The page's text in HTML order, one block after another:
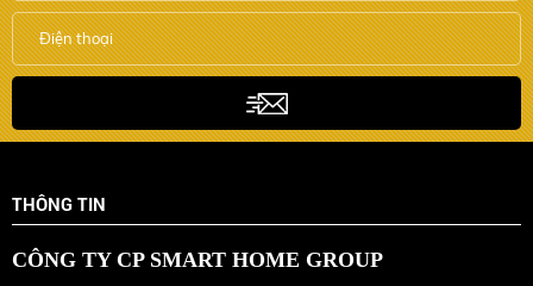
THÔNG TIN
CÔNG TY CP SMART HOME GROUP